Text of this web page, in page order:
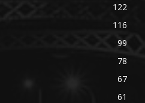
122
116
99
78
67
61